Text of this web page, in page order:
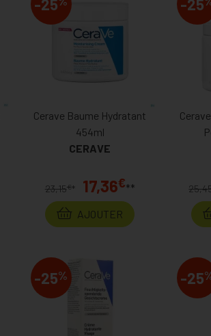
-25
Cerave Baume Hydratant
454ml
CERAVE
23,15€ * 17,36€**
AJOUTER
-25
-25% -25